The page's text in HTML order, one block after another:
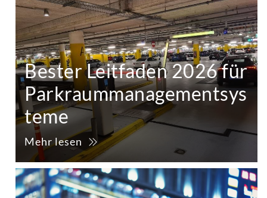
Bester Leitfaden 2026 für
Parkraummanagementsys
teme
Mehr lesen